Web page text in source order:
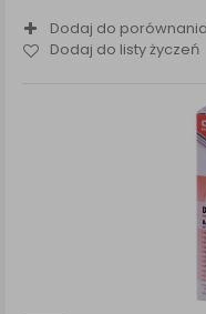
Dodaj do porównania
Dodaj do listy życzeń